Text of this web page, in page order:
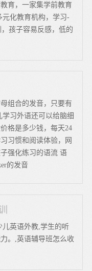
育，一家集学前教育
化教育机构，学习-
孩子容易反感，低的
组合的发音，只要有
习外语还可以给脑细
格是多少钱，每天24
习惯和阅读体验，网
强化练习的语流 语
的发音
儿英语外教,学生的听
。,英语辅导班怎么收